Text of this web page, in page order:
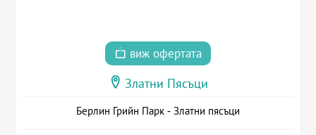
виж офертата
Златни Пясъци
Берлин Грийн Парк - Златни пясъци